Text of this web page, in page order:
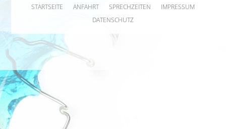
STARTSEITE ANFAHRT SPRECHZEITEN
IMPRESSUM
DATENSCHUTZ